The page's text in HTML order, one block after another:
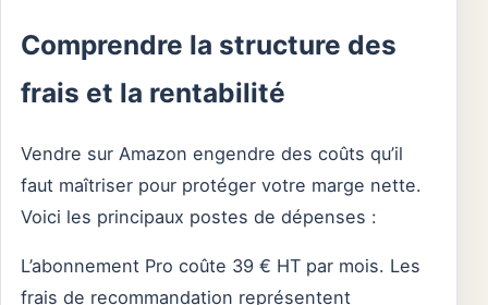
Comprendre la structure des
frais et la rentabilité
Vendre sur Amazon engendre des coûts qu’il
faut maîtriser pour protéger votre marge nette.
Voici les principaux postes de dépenses :
L’abonnement Pro coûte 39 € HT par mois. Les
frais de recommandation représentent